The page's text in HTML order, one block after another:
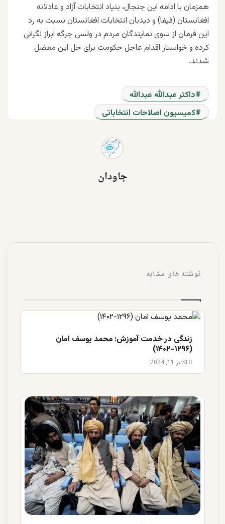
همزمان با ادامه این جنجال، بنیاد انتخابات آزاد و عادلانه
افغانستان (فیفا) و دیدبان انتخابات افغانستان نسبت به رد
این فرمان از سوی نمایندگان مردم در ولسی جرگه ابراز نگرانی
کرده و خواستار اقدام عاجل حکومت برای حل این معضل
شدند.
داکتر عبدالله عبدالله
کمیسیون اصلاحات انتخاباتی
جاودان
نوشته های مشابه
زندگی در خدمت آموزش: محمد یوسف امان
(۱۲۹۶-۱۴۰۲)
اکتبر 11, 2024